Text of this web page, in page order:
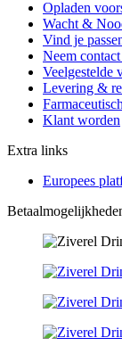
Opladen
Wacht &
Vind je
Neem
Veelgestelde
Levering &
Klant worden
Extra links
Europees